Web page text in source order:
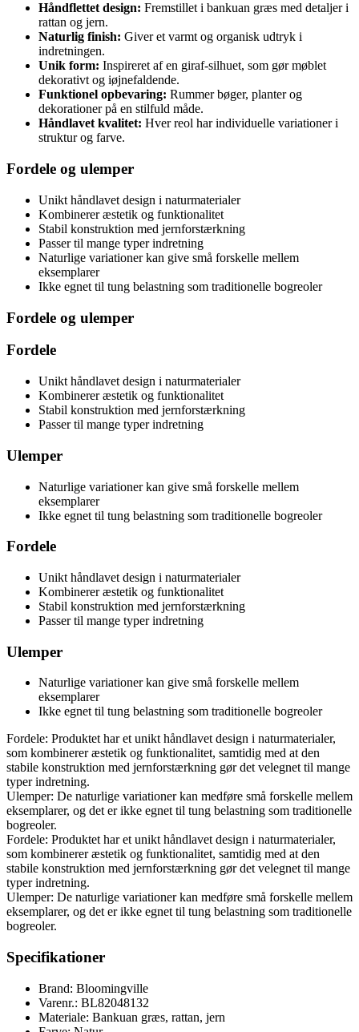
Håndflettet design: Fremstillet i bankuan græs med detaljer i
rattan og jern.
Naturlig finish: Giver et varmt og organisk udtryk i
indretningen.
Unik form: Inspireret af en giraf-silhuet, som gør møblet
dekorativt og iøjnefaldende.
Funktionel opbevaring: Rummer bøger, planter og
dekorationer på en stilfuld måde.
Håndlavet kvalitet: Hver reol har individuelle variationer i
struktur og farve.
Fordele og ulemper
Unikt håndlavet design i naturmaterialer
Kombinerer æstetik og funktionalitet
Stabil konstruktion med jernforstærkning
Passer til mange typer indretning
Naturlige variationer kan give små forskelle mellem
eksemplarer
Ikke egnet til tung belastning som traditionelle bogreoler
Fordele og ulemper
Fordele
Unikt håndlavet design i naturmaterialer
Kombinerer æstetik og funktionalitet
Stabil konstruktion med jernforstærkning
Passer til mange typer indretning
Ulemper
Naturlige variationer kan give små forskelle mellem
eksemplarer
Ikke egnet til tung belastning som traditionelle bogreoler
Fordele
Unikt håndlavet design i naturmaterialer
Kombinerer æstetik og funktionalitet
Stabil konstruktion med jernforstærkning
Passer til mange typer indretning
Ulemper
Naturlige variationer kan give små forskelle mellem
eksemplarer
Ikke egnet til tung belastning som traditionelle bogreoler
Fordele: Produktet har et unikt håndlavet design i naturmaterialer,
som kombinerer æstetik og funktionalitet, samtidig med at den
stabile konstruktion med jernforstærkning gør det velegnet til mange
typer indretning.
Ulemper: De naturlige variationer kan medføre små forskelle mellem
eksemplarer, og det er ikke egnet til tung belastning som traditionelle
bogreoler.
Fordele: Produktet har et unikt håndlavet design i naturmaterialer,
som kombinerer æstetik og funktionalitet, samtidig med at den
stabile konstruktion med jernforstærkning gør det velegnet til mange
typer indretning.
Ulemper: De naturlige variationer kan medføre små forskelle mellem
eksemplarer, og det er ikke egnet til tung belastning som traditionelle
bogreoler.
Specifikationer
Brand: Bloomingville
Varenr.: BL82048132
Materiale: Bankuan græs, rattan, jern